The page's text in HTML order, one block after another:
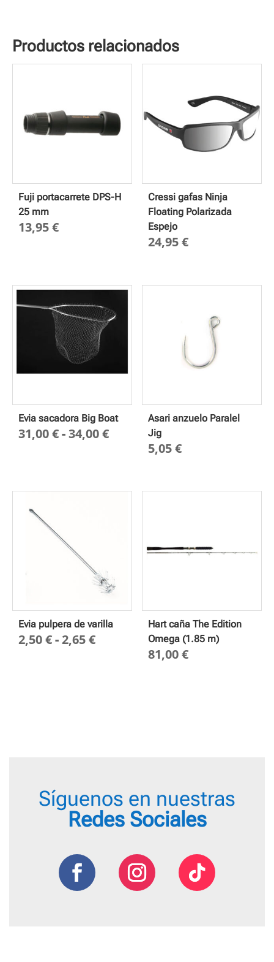
Productos relacionados
Fuji portacarrete DPS-H
25 mm
13,95€
Cressi gafas Ninja
Floating Polarizada
Espejo
24,95€
Evia sacadora Big Boat
31,00€-34,00€Rango
31,00 €
Asari anzuelo Paralel
Jig
5,05€
Evia pulpera de varilla
2,50€-2,65€Rango
Hart caña The Edition
Omega (1.85 m)
81,00€
Síguenos en nuestras
Redes Sociales